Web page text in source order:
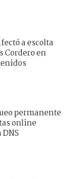
a escolta
Cordero en
permanente
online